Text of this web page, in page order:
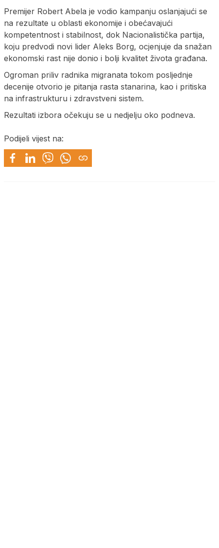
Premijer Robert Abela je vodio kampanju oslanjajući se
na rezultate u oblasti ekonomije i obećavajući
kompetentnost i stabilnost, dok Nacionalistička partija,
koju predvodi novi lider Aleks Borg, ocjenjuje da snažan
ekonomski rast nije donio i bolji kvalitet života građana.
Ogroman priliv radnika migranata tokom posljednje
decenije otvorio je pitanja rasta stanarina, kao i pritiska
na infrastrukturu i zdravstveni sistem.
Rezultati izbora očekuju se u nedjelju oko podneva.
Podijeli vijest na: